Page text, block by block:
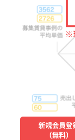
新規会員登
（無料）